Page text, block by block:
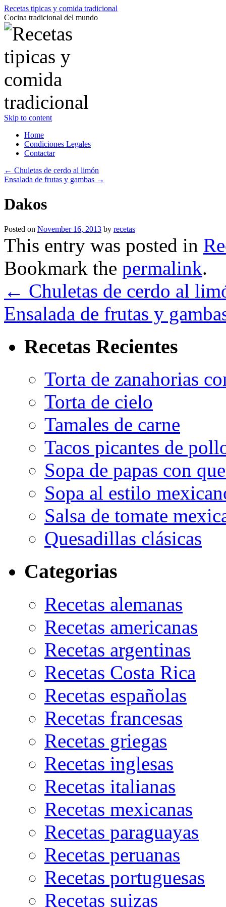
Recetas tipicas y comida tradicional
Cocina tradicional del mundo
Skip to content
Home
Condiciones Legales
Contactar
← Chuletas de cerdo al limón
Ensalada de frutas y gambas →
Dakos
Posted on November 16, 2013 by recetas
This entry was posted in
Bookmark the permalink.
← Chuletas de cerdo al
Ensalada de frutas y
Recetas Recientes
Torta de zanahorias
Torta de cielo
Tamales de carne
Tacos picantes de
Sopa de papas con
Sopa al estilo
Salsa de tomate
Quesadillas clásicas
Categorias
Recetas alemanas
Recetas americanas
Recetas argentinas
Recetas Costa Rica
Recetas españolas
Recetas francesas
Recetas griegas
Recetas inglesas
Recetas italianas
Recetas mexicanas
Recetas paraguayas
Recetas peruanas
Recetas portuguesas
Recetas suizas